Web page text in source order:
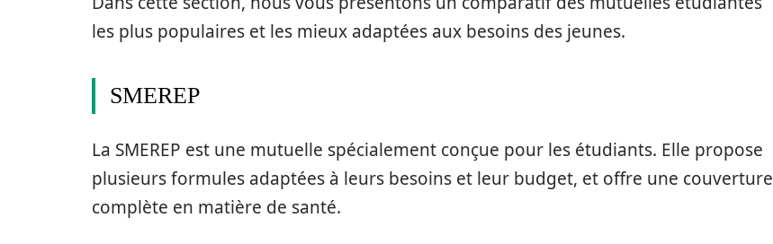
les plus populaires et les mieux adaptées aux besoins des jeunes.
SMEREP
La SMEREP est une mutuelle spécialement conçue pour les étudiants. Elle propose
plusieurs formules adaptées à leurs besoins et leur budget, et offre une couverture
complète en matière de santé.